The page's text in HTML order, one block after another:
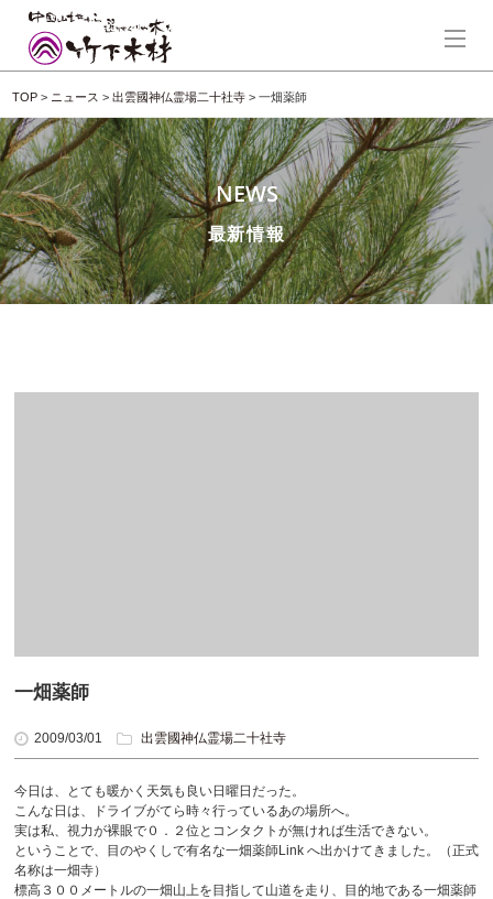
TOP > ニュース > 出雲國神仏霊場二十社寺 > 一畑薬師
NEWS
最新情報
一畑薬師
2009/03/01 出雲國神仏霊場二十社寺
今日は、とても暖かく天気も良い日曜日だった。
こんな日は、ドライブがてら時々行っているあの場所へ。
実は私、視力が裸眼で０．２位とコンタクトが無ければ生活できない。
ということで、目のやくしで有名な一畑薬師Link へ出かけてきました。（正式
名称は一畑寺）
標高３００メートルの一畑山上を目指して山道を走り、目的地である一畑薬師